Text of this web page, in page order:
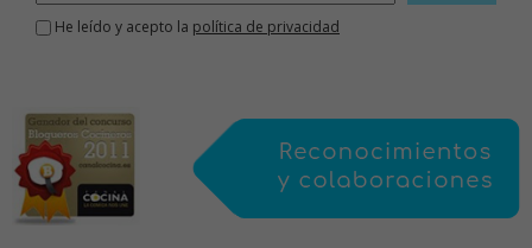
He leído y acepto la política de privacidad